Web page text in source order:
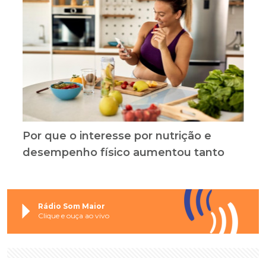
Por que o interesse por nutrição e
desempenho físico aumentou tanto
Rádio Som Maior
Clique e ouça ao vivo